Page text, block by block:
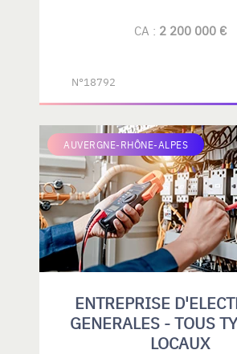
CA : 2 200 000 €
N°18792
AUVERGNE-RHÔNE-ALPES
ENTREPRISE
GENERALES - TOUS
LOCAUX